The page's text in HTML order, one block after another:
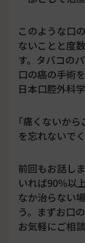
このような口
ないことと度
す。タバコの
口の癌の手術
日本口腔外科
｢痛くないか
を忘れないで
前回もお話し
いれば90％以
なか治らない
う。まずお口
お気軽にご相